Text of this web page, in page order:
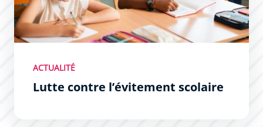
ACTUALITÉ
Lutte contre l’évitement scolaire